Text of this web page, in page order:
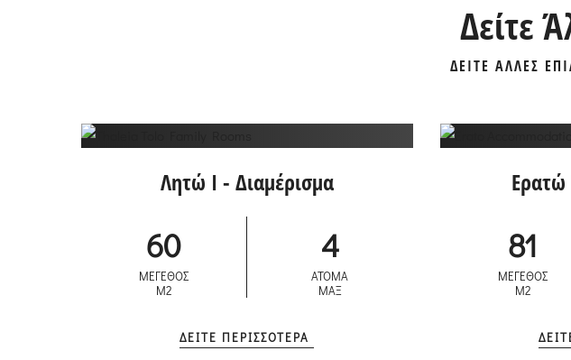
Δείτε
ΔΕΙΤΕ ΑΛΛΕΣ
Λητώ I - Διαμέρισμα
60
ΜΕΓΕΘΟΣ
M2
4
ΑΤΟΜΑ
ΜΑΞ
ΔΕΙΤΕ ΠΕΡΙΣΣΟΤΕΡΑ
Ερατώ
81
ΜΕΓΕΘΟΣ
M2